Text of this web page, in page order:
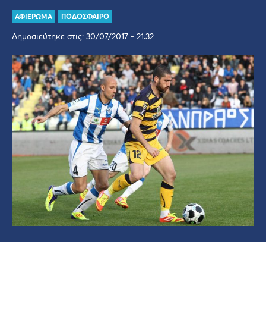
ΑΦΙΕΡΩΜΑ ΠΟΔΟΣΦΑΙΡΟ
Δημοσιεύτηκε στις: 30/07/2017 - 21:32